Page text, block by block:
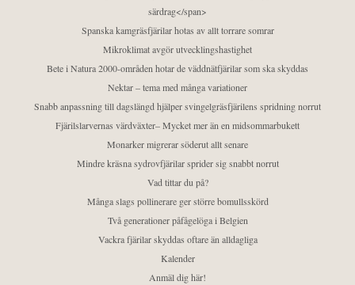
särdrag</span>
Spanska kamgräsfjärilar hotas av allt torrare somrar
Mikroklimat avgör utvecklingshastighet
Bete i Natura 2000-områden hotar de väddnätfjärilar som ska skyddas
Nektar – tema med många variationer
Snabb anpassning till dagslängd hjälper svingelgräsfjärilens spridning norrut
Fjärilslarvernas värdväxter– Mycket mer än en midsommarbukett
Monarker migrerar söderut allt senare
Mindre kräsna sydrovfjärilar sprider sig snabbt norrut
Vad tittar du på?
Många slags pollinerare ger större bomullsskörd
Två generationer påfågelöga i Belgien
Vackra fjärilar skyddas oftare än alldagliga
Kalender
Anmäl dig här!